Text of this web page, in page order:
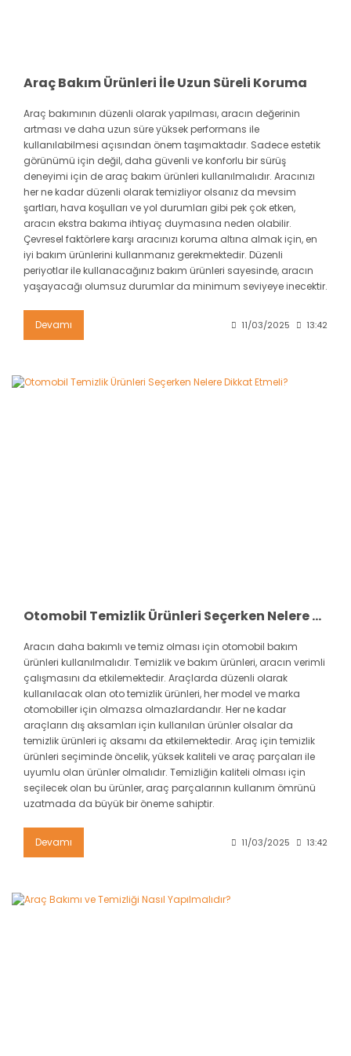
Araç Bakım Ürünleri İle Uzun Süreli Koruma
Araç bakımının düzenli olarak yapılması, aracın değerinin
artması ve daha uzun süre yüksek performans ile
kullanılabilmesi açısından önem taşımaktadır. Sadece estetik
görünümü için değil, daha güvenli ve konforlu bir sürüş
deneyimi için de araç bakım ürünleri kullanılmalıdır. Aracınızı
her ne kadar düzenli olarak temizliyor olsanız da mevsim
şartları, hava koşulları ve yol durumları gibi pek çok etken,
aracın ekstra bakıma ihtiyaç duymasına neden olabilir.
Çevresel faktörlere karşı aracınızı koruma altına almak için, en
iyi bakım ürünlerini kullanmanız gerekmektedir. Düzenli
periyotlar ile kullanacağınız bakım ürünleri sayesinde, aracın
yaşayacağı olumsuz durumlar da minimum seviyeye inecektir.
Devamı 11/03/2025 13:42
Otomobil Temizlik Ürünleri Seçerken Nelere Dikkat Etmeli?
Aracın daha bakımlı ve temiz olması için otomobil bakım
ürünleri kullanılmalıdır. Temizlik ve bakım ürünleri, aracın verimli
çalışmasını da etkilemektedir. Araçlarda düzenli olarak
kullanılacak olan oto temizlik ürünleri, her model ve marka
otomobiller için olmazsa olmazlardandır. Her ne kadar
araçların dış aksamları için kullanılan ürünler olsalar da
temizlik ürünleri iç aksamı da etkilemektedir. Araç için temizlik
ürünleri seçiminde öncelik, yüksek kaliteli ve araç parçaları ile
uyumlu olan ürünler olmalıdır. Temizliğin kaliteli olması için
seçilecek olan bu ürünler, araç parçalarının kullanım ömrünü
uzatmada da büyük bir öneme sahiptir.
Devamı 11/03/2025 13:42